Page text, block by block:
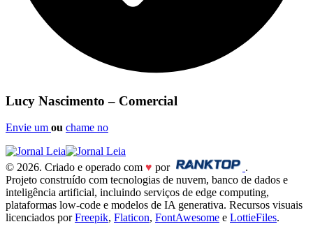
Lucy Nascimento – Comercial
Envie um ou chame no
© 2026. Criado e operado com ♥ por
.
Projeto construído com tecnologias de nuvem, banco de dados e
inteligência artificial, incluindo serviços de edge computing,
plataformas low-code e modelos de IA generativa. Recursos visuais
licenciados porFreepik, Flaticon, FontAwesome e LottieFiles.